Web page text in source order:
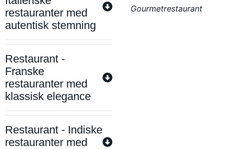
restauranter med
autentisk stemning
Restaurant -
Franske
restauranter med
klassisk elegance
Restaurant - Indiske
restauranter med
Gourmetrestaurant